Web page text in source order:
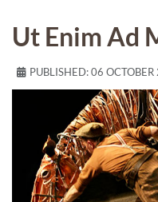
Ut Enim Ad
PUBLISHED: 06 OCTOBER